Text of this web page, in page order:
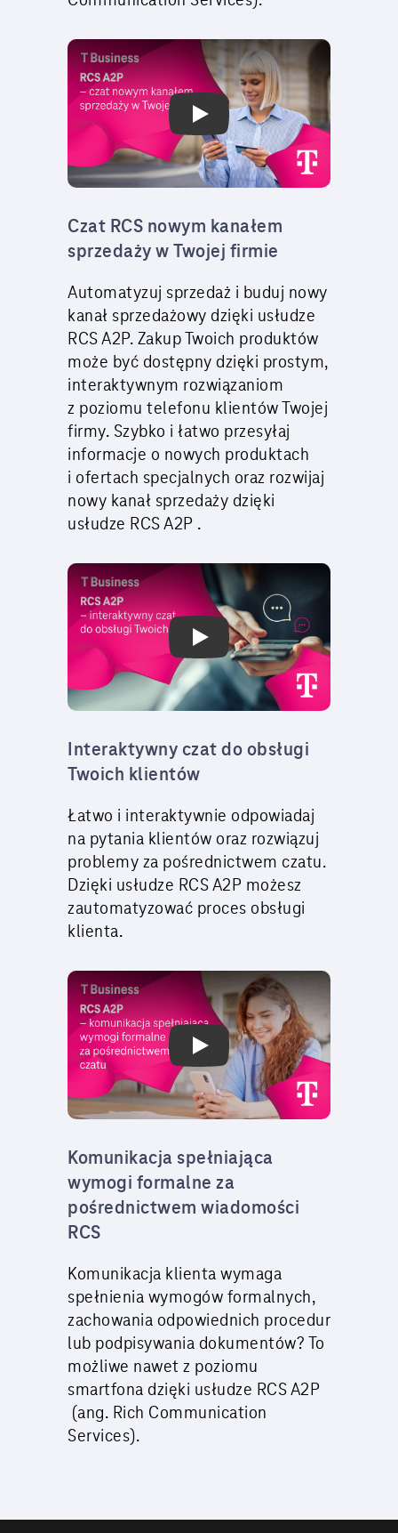
Play Video: T-Mobile.pl
Czat RCS nowym kanałem
sprzedaży w Twojej firmie
Automatyzuj sprzedaż i buduj nowy
kanał sprzedażowy dzięki usłudze
RCS A2P. Zakup Twoich produktów
może być dostępny dzięki prostym,
interaktywnym rozwiązaniom
z poziomu telefonu klientów Twojej
firmy. Szybko i łatwo przesyłaj
informacje o nowych produktach
i ofertach specjalnych oraz rozwijaj
nowy kanał sprzedaży dzięki
usłudze RCS A2P .
Play Video: T-Mobile.pl
Interaktywny czat do obsługi
Twoich klientów
Łatwo i interaktywnie odpowiadaj
na pytania klientów oraz rozwiązuj
problemy za pośrednictwem czatu.
Dzięki usłudze RCS A2P możesz
zautomatyzować proces obsługi
klienta.
Play Video: T-Mobile.pl
Komunikacja spełniająca
wymogi formalne za
pośrednictwem wiadomości
RCS
Komunikacja klienta wymaga
spełnienia wymogów formalnych,
zachowania odpowiednich procedur
lub podpisywania dokumentów? To
możliwe nawet z poziomu
smartfona dzięki usłudze RCS A2P
(ang. Rich Communication
Services).